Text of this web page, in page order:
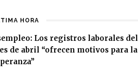
HORA
Los registros laborales del
de abril “ofrecen motivos para la